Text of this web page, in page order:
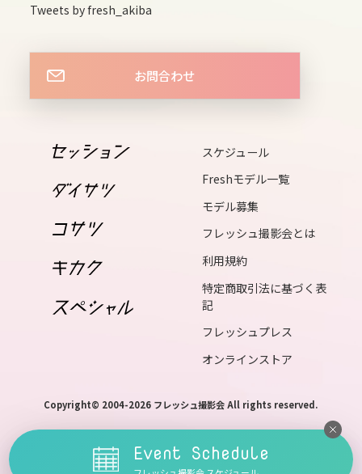
thu
16
17
18
mon
wed
Tweets by fresh_akiba
お問合わせ
スケジュール
Freshモデル一覧
モデル募集
フレッシュ撮影会とは
利用規約
特定商取引法に基づく表
記
フレッシュプレス
オンラインストア
Copyright© 2004-2026 フレッシュ撮影会 All rights reserved.
Event Schedule